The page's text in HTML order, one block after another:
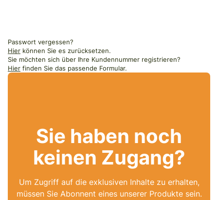
Passwort vergessen?
Hier können Sie es zurücksetzen.
Sie möchten sich über Ihre Kundennummer registrieren?
Hier finden Sie das passende Formular.
Sie haben noch
keinen Zugang?
Um Zugriff auf die exklusiven Inhalte zu erhalten,
müssen Sie Abonnent eines unserer Produkte sein.